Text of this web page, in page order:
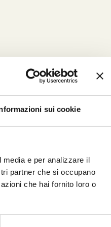
sui cookie
e per analizzare il
partner che si occupano
che hai fornito loro o